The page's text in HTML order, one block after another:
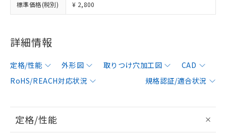
標準価格(税別) ¥ 2,800
詳細情報
定格/性能 外形図 取りつけ穴加工図
CAD
RoHS/REACH対応状況
規格認証/適合状況
定格/性能